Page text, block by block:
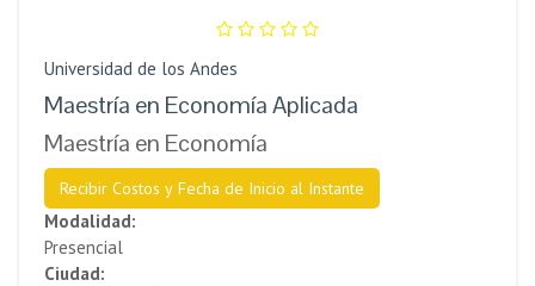
Universidad de los Andes
Maestría en Economía Aplicada
Maestría en Economía
Recibir Costos y Fecha de Inicio al Instante
Modalidad:
Presencial
Ciudad: